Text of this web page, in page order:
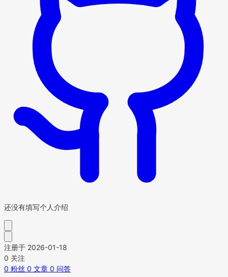
还没有填写个人介绍
注册于 2026-01-18
0 关注
0 粉丝 0 文章 0 问答